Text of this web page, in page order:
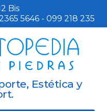
Bis
5646 - 099 218 235
Estética y